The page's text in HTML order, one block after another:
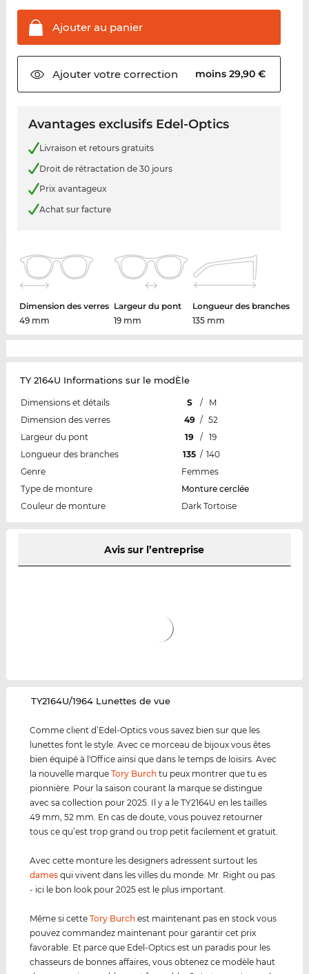
Ajouter au panier
Ajouter votrecorrection moins 29,90 €
Avantages exclusifs Edel-Optics
Livraison et retours gratuits
Droit de rétractation de 30 jours
Prix avantageux
Achat sur facture
Dimension des verres
49 mm
Largeur du pont
19 mm
Longueur des branches
135 mm
TY 2164U Informations sur le modÈle
Dimensions et détails S /
M
Dimension des verres
49 / 52
Largeur du pont
19 /
19
Longueur des branches
135 / 140
Genre
Femmes
Type de monture
Monture cerclée
Couleur de monture
Dark Tortoise
Avis sur l’entreprise
‌TY2164U/1964 Lunettes de vue
Comme client d’Edel-Optics vous savez bien sur que les
lunettes font le style. Avec ce morceau de bijoux vous êtes
bien équipé à l'Office ainsi que dans le temps de loisirs. Avec
la nouvelle marqueTory Burch tu peux montrer que tu es
pionnière. Pour la saison courant la marque se distingue
avec sa collection pour 2025. Il y a le TY2164U en les tailles
49 mm, 52 mm. En cas de doute, vous pouvez retourner
tous ce qu’est trop grand ou trop petit facilement et gratuit.
Avec cette monture les designers adressent surtout les
dames qui vivent dans les villes du monde. Mr. Right ou pas
- ici le bon look pour 2025 est le plus important.
Même si cetteTory Burch est maintenant pas en stock vous
pouvez commandez maintenant pour garantir cet prix
favorable. Et parce que Edel-Optics est un paradis pour les
chasseurs de bonnes affaires, vous obtenez ce modèle haut